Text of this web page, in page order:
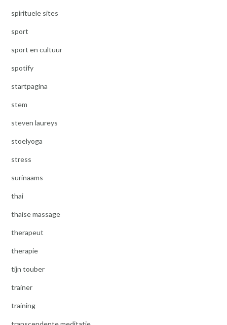
spirituele sites
sport
sport en cultuur
spotify
startpagina
stem
steven laureys
stoelyoga
stress
surinaams
thai
thaise massage
therapeut
therapie
tijn touber
trainer
training